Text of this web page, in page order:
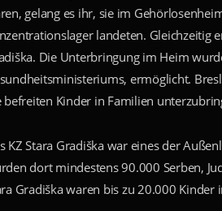
gelang es ihr, sie im
landeten. Gleichzeitig
Die Unterbringung im Heim
ermöglicht.
befreiten Kinder in Familien
KZ Stara Gradiška war eines der
dort mindestens 90.000 Serben,
Gradiška waren bis zu 20.000